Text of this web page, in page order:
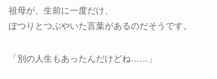
祖母が、生前に一度だけ、
ぽつりとつぶやいた言葉があるのだそうです。
「別の人生もあったんだけどね……」